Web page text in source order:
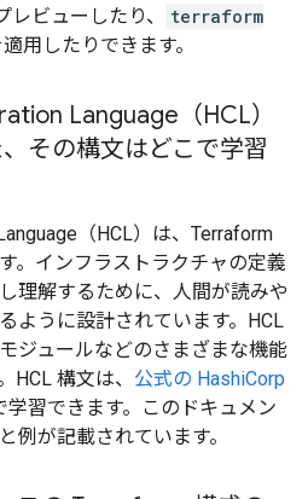
ビューしたり、
terraform
用したりできます。
Language（HCL）
その構文はどこで学習
（HCL）は、Terraform
。インフラストラクチャの定義
理解するために、人間が読みや
ように設計されています。HCL
ジュールなどのさまざまな機能
HCL 構文は、 公式の HashiCorp
学習できます。このドキュメン
例が記載されています。